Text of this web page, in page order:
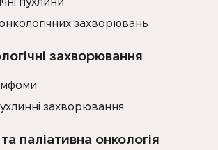
захворювань
захворювання
захворювання
паліативна онкологія